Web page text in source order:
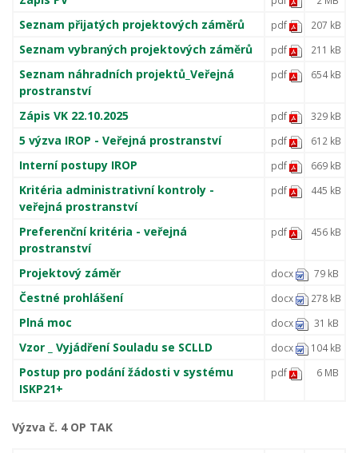
Seznam přijatých projektových záměrů pdf 207 kB
Seznam vybraných projektových záměrů pdf 211 kB
Seznam náhradních projektů_Veřejná
prostranství
pdf 654 kB
Zápis VK 22.10.2025 pdf 329 kB
5 výzva IROP - Veřejná prostranství pdf 612 kB
Interní postupy IROP pdf 669 kB
Kritéria administrativní kontroly -
veřejná prostranství
pdf 445 kB
Preferenční kritéria - veřejná
prostranství
pdf 456 kB
Projektový záměr docx 79 kB
Čestné prohlášení docx 278 kB
Plná moc docx 31 kB
Vzor _ Vyjádření Souladu se SCLLD docx 104 kB
Postup pro podání žádosti v systému
ISKP21+
pdf 6 MB
Výzva č. 4 OP TAK